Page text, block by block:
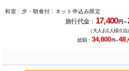
和室 夕・朝食付 ネット申込み限定
旅行代金： 17,400円～
（大人お1人様/1泊）
総額： 34,800円～